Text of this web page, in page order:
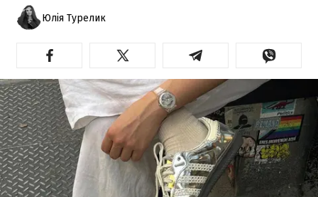
Юлія Турелик